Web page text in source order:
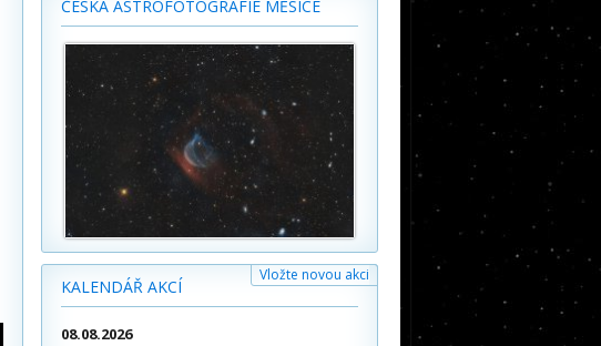
ČESKÁ ASTROFOTOGRAFIE MĚSÍCE
KALENDÁŘ AKCÍ
Vložte novou akci
08.08.2026